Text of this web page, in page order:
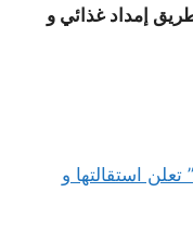
إمداد غذائي و
استقالتها و